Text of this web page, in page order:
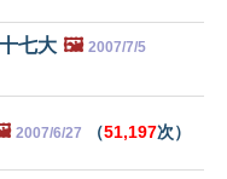
七大 🖼️ 2007/7/5
2007/6/27 （51,197次）